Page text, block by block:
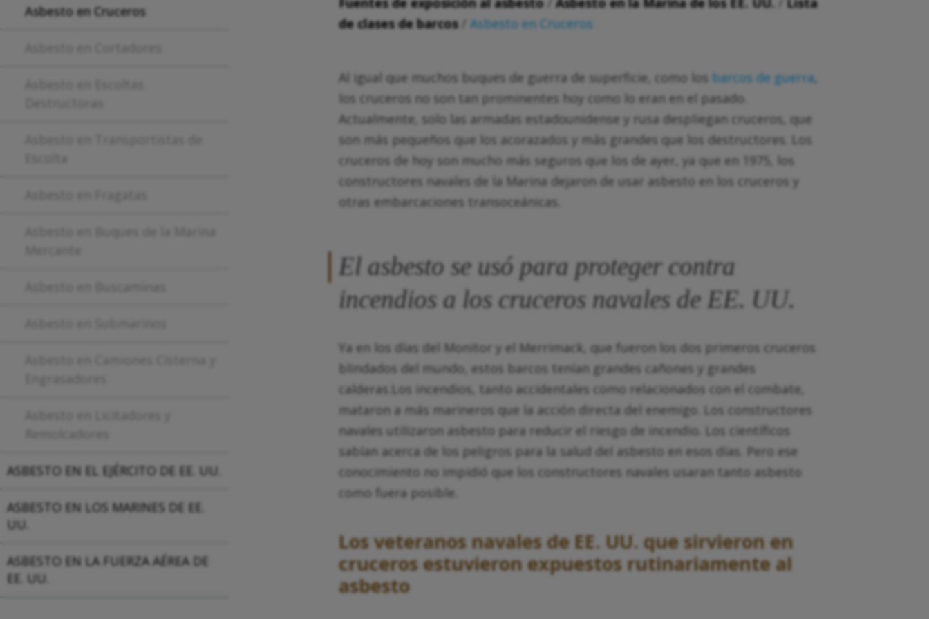
Asbesto en Cruceros
ASBESTO EN EL EJÉRCITO DE EE. UU.
ASBESTO EN LOS MARINES DE EE.
UU.
ASBESTO EN LA FUERZA AÉREA DE
EE. UU.
de clases de barcos/ Asbesto en Cruceros
Al igual que muchos buques de guerra de superficie, como los barcos de guerra,
los cruceros no son tan prominentes hoy como lo eran en el pasado.
Actualmente, solo las armadas estadounidense y rusa despliegan cruceros, que
son más pequeños que los acorazados y más grandes que los destructores. Los
cruceros de hoy son mucho más seguros que los de ayer, ya que en 1975, los
constructores navales de la Marina dejaron de usar asbesto en los cruceros y
otras embarcaciones transoceánicas.
El asbesto se usó para proteger contra
incendios a los cruceros navales de EE. UU.
Ya en los días del Monitor y el Merrimack, que fueron los dos primeros cruceros
blindados del mundo, estos barcos tenían grandes cañones y grandes
calderas.Los incendios, tanto accidentales como relacionados con el combate,
mataron a más marineros que la acción directa del enemigo. Los constructores
navales utilizaron asbesto para reducir el riesgo de incendio. Los científicos
sabían acerca de los peligros para la salud del asbesto en esos días. Pero ese
conocimiento no impidió que los constructores navales usaran tanto asbesto
como fuera posible.
Los veteranos navales de EE. UU. que sirvieron en
cruceros estuvieron expuestos rutinariamente al
asbesto